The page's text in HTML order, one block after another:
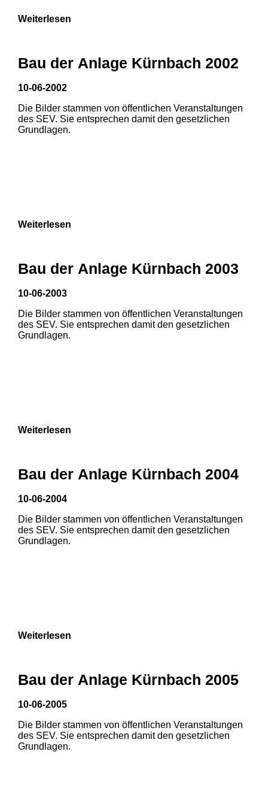
3
1 2
Weiterlesen
Bau der Anlage Kürnbach 2002
10-06-2002
Die Bilder stammen von öffentlichen Veranstaltungen
des SEV. Sie entsprechen damit den gesetzlichen
Grundlagen.
3
Weiterlesen
Bau der Anlage Kürnbach 2003
10-06-2003
Die Bilder stammen von öffentlichen Veranstaltungen
des SEV. Sie entsprechen damit den gesetzlichen
Grundlagen.
Weiterlesen
Bau der Anlage Kürnbach 2004
10-06-2004
Die Bilder stammen von öffentlichen Veranstaltungen
des SEV. Sie entsprechen damit den gesetzlichen
Grundlagen.
Weiterlesen
Bau der Anlage Kürnbach 2005
10-06-2005
Die Bilder stammen von öffentlichen Veranstaltungen
des SEV. Sie entsprechen damit den gesetzlichen
Grundlagen.